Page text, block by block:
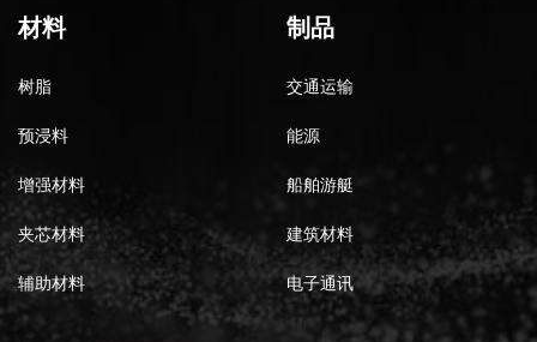
材料
树脂
预浸料
增强材料
夹芯材料
辅助材料
制品
交通运输
能源
船舶游艇
建筑材料
电子通讯